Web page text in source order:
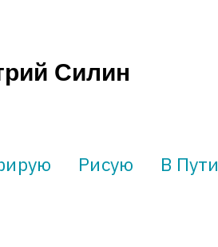
Силин
Рисую В Пути